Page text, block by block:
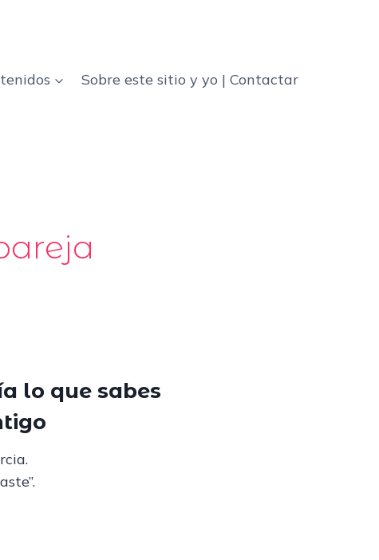
Sobre este sitio y yo | Contactar
lo que sabes